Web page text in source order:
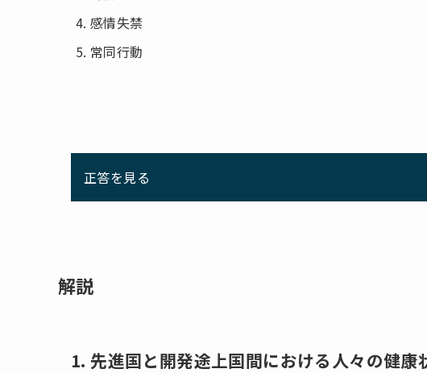
感情失禁
常同行動
正答を見る
解説
1. 先進国と開発途上国間における人々の健康